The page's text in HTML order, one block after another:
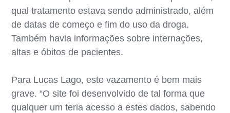
qual tratamento estava sendo administrado, além
de datas de começo e fim do uso da droga.
Também havia informações sobre internações,
altas e óbitos de pacientes.
Para Lucas Lago, este vazamento é bem mais
grave. “O site foi desenvolvido de tal forma que
qualquer um teria acesso a estes dados, sabendo